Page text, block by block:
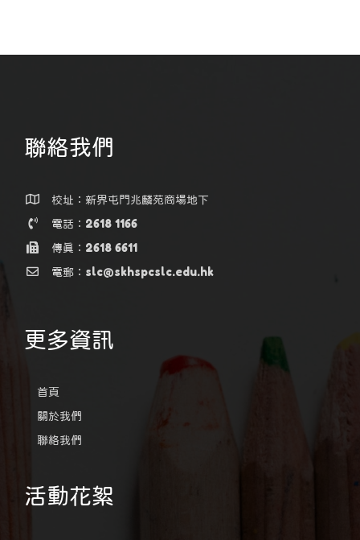
聯絡我們
校址：新界屯門兆麟苑商場地下
電話：2618 1166
傳真：2618 6611
電郵：slc@skhspcslc.edu.hk
更多資訊
首頁
關於我們
聯絡我們
活動花絮